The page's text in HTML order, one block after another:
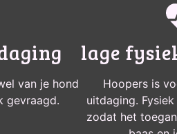
van je hond
gevraagd.
lage
Hoopers is
uitdaging.
zodat het